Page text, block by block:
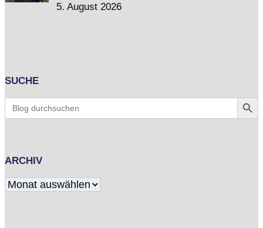
5. August 2026
SUCHE
Search
for:
Search
ARCHIV
Archiv